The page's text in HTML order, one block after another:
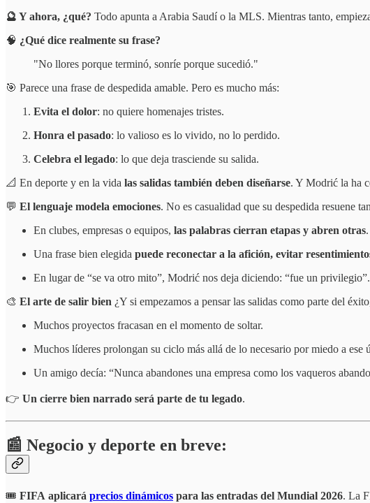
🔮 Y ahora, ¿qué? Todo apunta a Arabia Saudí o la MLS. Mientras tanto,
🧠 ¿Qué dice realmente su frase?
"No llores porque terminó, sonríe porque sucedió."
🎯 Parece una frase de despedida amable. Pero es mucho más:
Evita el dolor: no quiere homenajes tristes.
Honra el pasado: lo valioso es lo vivido, no lo perdido.
Celebra el legado: lo que deja trasciende su salida.
📐 En deporte y en la vida las salidas también deben diseñarse. Y Modrić la ha
💬 El lenguaje modela emociones. No es casualidad que su despedida resuene
En clubes, empresas o equipos, las palabras cierran etapas y abren otras.
Una frase bien elegida puede reconectar a la afición, evitar
En lugar de “se va otro mito”, Modrić nos deja diciendo: “fue un privilegio”.
🎨 El arte de salir bien ¿Y si empezamos a pensar las salidas como parte del
Muchos proyectos fracasan en el momento de soltar.
Muchos líderes prolongan su ciclo más allá de lo necesario por miedo a ese
Un amigo decía: “Nunca abandones una empresa como los vaqueros
👉 Un cierre bien narrado será parte de tu legado.
📰 Negocio y deporte en breve:
🎟️ FIFA aplicará precios dinámicos para las entradas del Mundial 2026. La